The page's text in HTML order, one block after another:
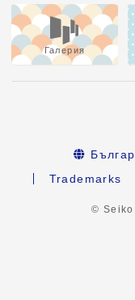
Галерия
Trademarks
©